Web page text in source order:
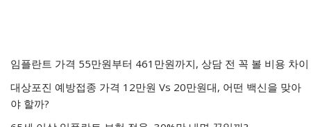
임플란트 가격 55만원부터 461만원까지, 상담 전 꼭 볼 비용 차이
대상포진 예방접종 가격 12만원 Vs 20만원대, 어떤 백신을 맞아
야 할까?